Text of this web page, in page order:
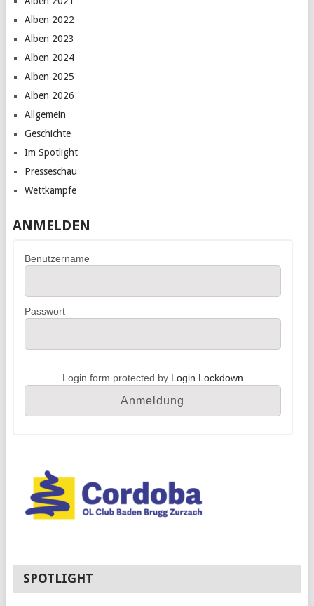
Alben 2022
Alben 2023
Alben 2024
Alben 2025
Alben 2026
Allgemein
Geschichte
Im Spotlight
Presseschau
Wettkämpfe
ANMELDEN
Benutzername
Passwort
Login form protected by Login Lockdown
SPOTLIGHT